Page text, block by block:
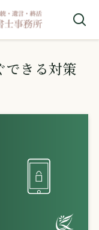
できる対策